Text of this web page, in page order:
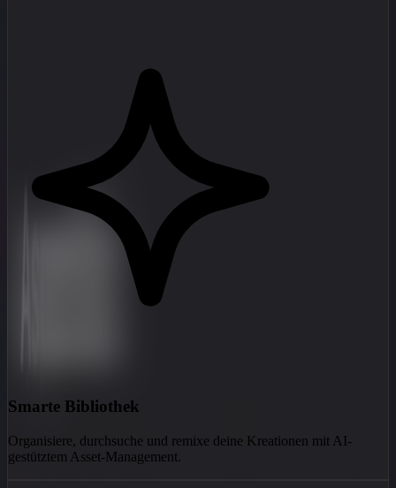
Smarte Bibliothek
Organisiere, durchsuche und remixe deine Kreationen mit AI-
gestütztem Asset-Management.